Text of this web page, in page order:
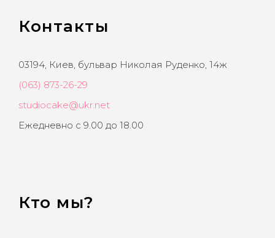
Контакты
03194, Киев, бульвар Николая Руденко, 14ж
(063) 873-26-29
studiocake@ukr.net
Ежедневно с 9.00 до 18.00
Кто мы?